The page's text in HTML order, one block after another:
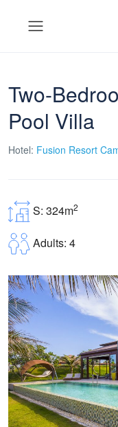
Two-
Pool Villa
Hotel: Fusion Resort
S: 324m2
Adults: 4